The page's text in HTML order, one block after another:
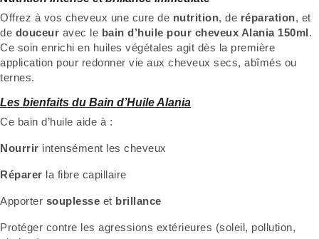
Offrez à vos cheveux une cure de nutrition, de réparation, et
de douceur avec le bain d’huile pour cheveux Alania 150ml.
Ce soin enrichi en huiles végétales agit dès la première
application pour redonner vie aux cheveux secs, abîmés ou
ternes.
Les bienfaits du Bain d’Huile Alania
Ce bain d’huile aide à :
Nourrir intensément les cheveux
Réparer la fibre capillaire
Apporter souplesse et brillance
Protéger contre les agressions extérieures (soleil, pollution,